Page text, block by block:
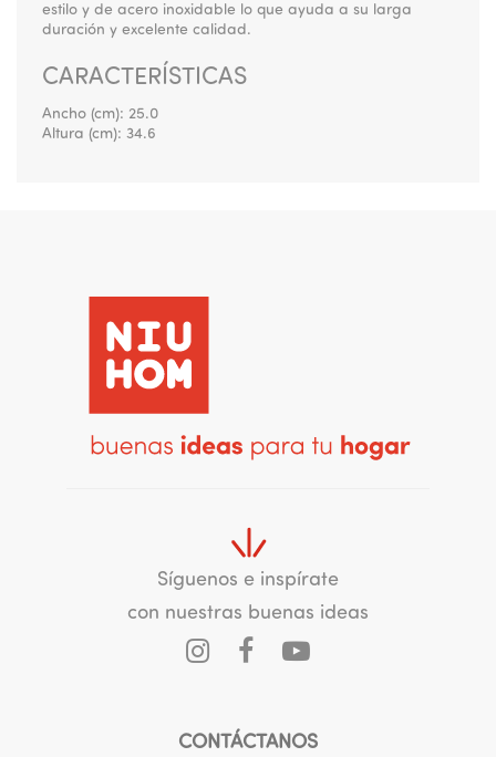
estilo y de acero inoxidable lo que ayuda a su larga
duración y excelente calidad.
CARACTERÍSTICAS
Ancho (cm): 25.0
Altura (cm): 34.6
Síguenos e inspírate
con nuestras buenas ideas
CONTÁCTANOS